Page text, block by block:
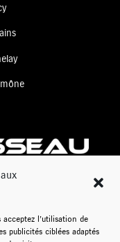
l’utilisation de
publicités ciblées adaptés